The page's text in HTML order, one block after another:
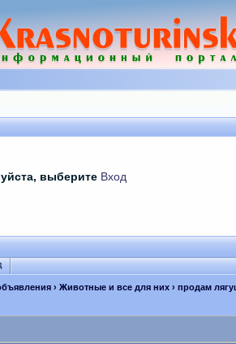
выберите Вход
› Животные и все для них› продам